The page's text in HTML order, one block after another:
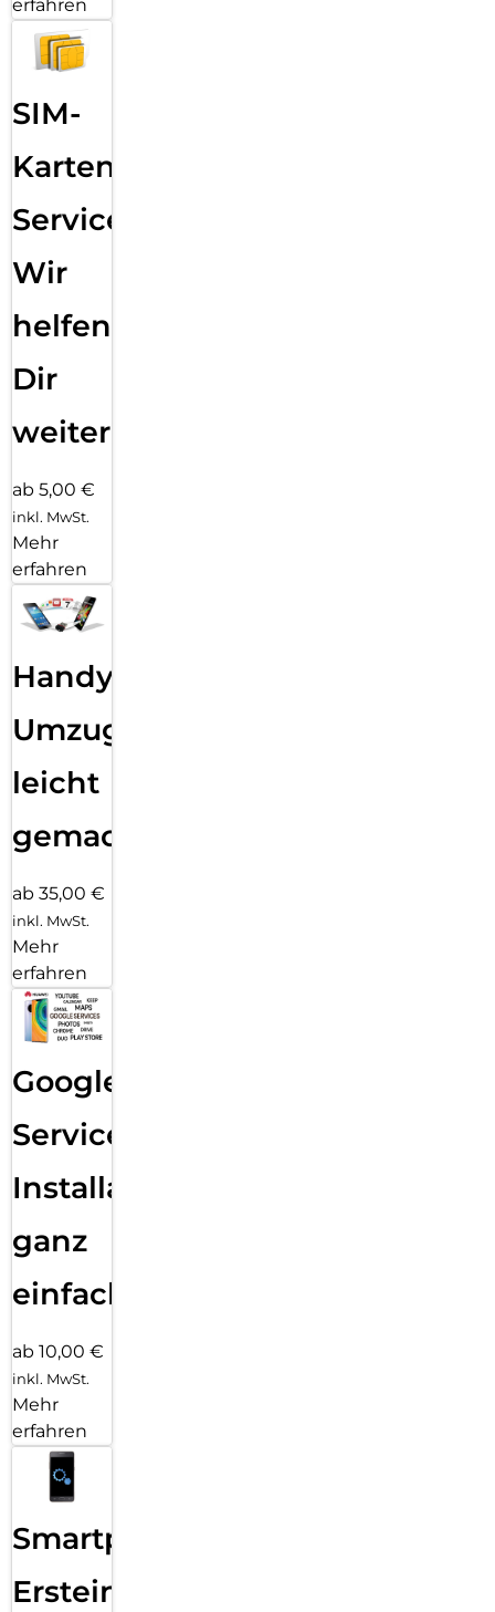
erfahren
SIM-
Karten
Service:
Wir
helfen
Dir
weiter
ab 5,00 €
inkl. MwSt.
Mehr
erfahren
Handy
Umzug
leicht
gemacht!
ab 35,00 €
inkl. MwSt.
Mehr
erfahren
Google
Services
Installation
ganz
einfach
ab 10,00 €
inkl. MwSt.
Mehr
erfahren
Smartphone
Ersteinrichtung